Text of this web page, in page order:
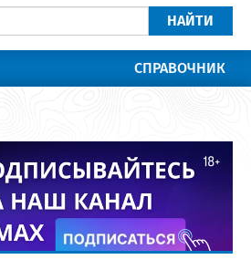
НАЙТИ
СПРАВОЧНИК